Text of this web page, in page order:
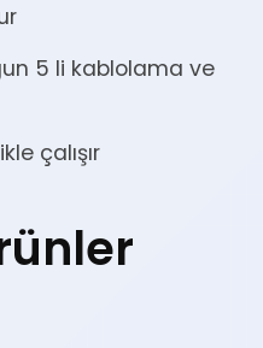
5 li kablolama ve
çalışır